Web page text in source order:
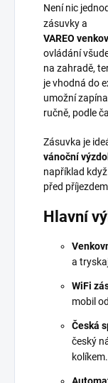
Není nic
zásuvky a
VAREO
ovládání
na zahradě,
je vhodná do
umožní
ručně, podle
Zásuvka je
vánoční
například
před
Hlavní
a
WiFi
mobil
Česká
český
kolíkem.